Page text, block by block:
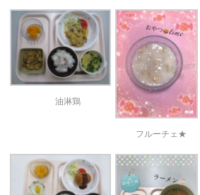
油淋鶏
フルーチェ★